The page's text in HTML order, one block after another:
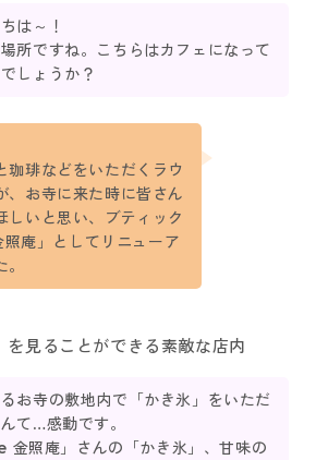
は～！
所ですね。こちらはカフェになって
しょうか？
珈琲などをいただくラウ
、お寺に来た時に皆さん
しいと思い、ブティック
庵」としてリニューア
を見ることができる素敵な店内
お寺の敷地内で「かき氷」をいただ
て…感動です。
金照庵」さんの「かき氷」、甘味の